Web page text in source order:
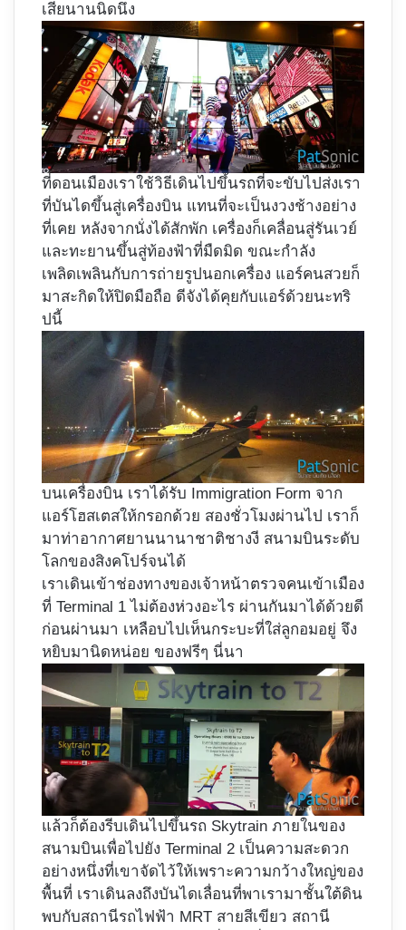
เสียนานนิดนึง
ที่ดอนเมืองเราใช้วิธีเดินไปขึ้นรถที่จะขับไปส่งเรา
ที่บันไดขึ้นสู่เครื่องบิน แทนที่จะเป็นงวงช้างอย่าง
ที่เคย หลังจากนั่งได้สักพัก เครื่องก็เคลื่อนสู่รันเวย์
และทะยานขึ้นสู่ท้องฟ้าที่มืดมิด ขณะกำลัง
เพลิดเพลินกับการถ่ายรูปนอกเครื่อง แอร์คนสวยก็
มาสะกิดให้ปิดมือถือ ดีจังได้คุยกับแอร์ด้วยนะทริ
ปนี้
บนเครื่องบิน เราได้รับ Immigration Form จาก
แอร์โฮสเตสให้กรอกด้วย สองชั่วโมงผ่านไป เราก็
มาท่าอากาศยานนานาชาติชางงี สนามบินระดับ
โลกของสิงคโปร์จนได้
เราเดินเข้าช่องทางของเจ้าหน้าตรวจคนเข้าเมือง
ที่ Terminal 1 ไม่ต้องห่วงอะไร ผ่านกันมาได้ด้วยดี
ก่อนผ่านมา เหลือบไปเห็นกระบะที่ใส่ลูกอมอยู่ จึง
หยิบมานิดหน่อย ของฟรีๆ นี่นา
แล้วก็ต้องรีบเดินไปขึ้นรถ Skytrain ภายในของ
สนามบินเพื่อไปยัง Terminal 2 เป็นความสะดวก
อย่างหนึ่งที่เขาจัดไว้ให้เพราะความกว้างใหญ่ของ
พื้นที่ เราเดินลงถึงบันไดเลื่อนที่พาเรามาชั้นใต้ดิน
พบกับสถานีรถไฟฟ้า MRT สายสีเขียว สถานี